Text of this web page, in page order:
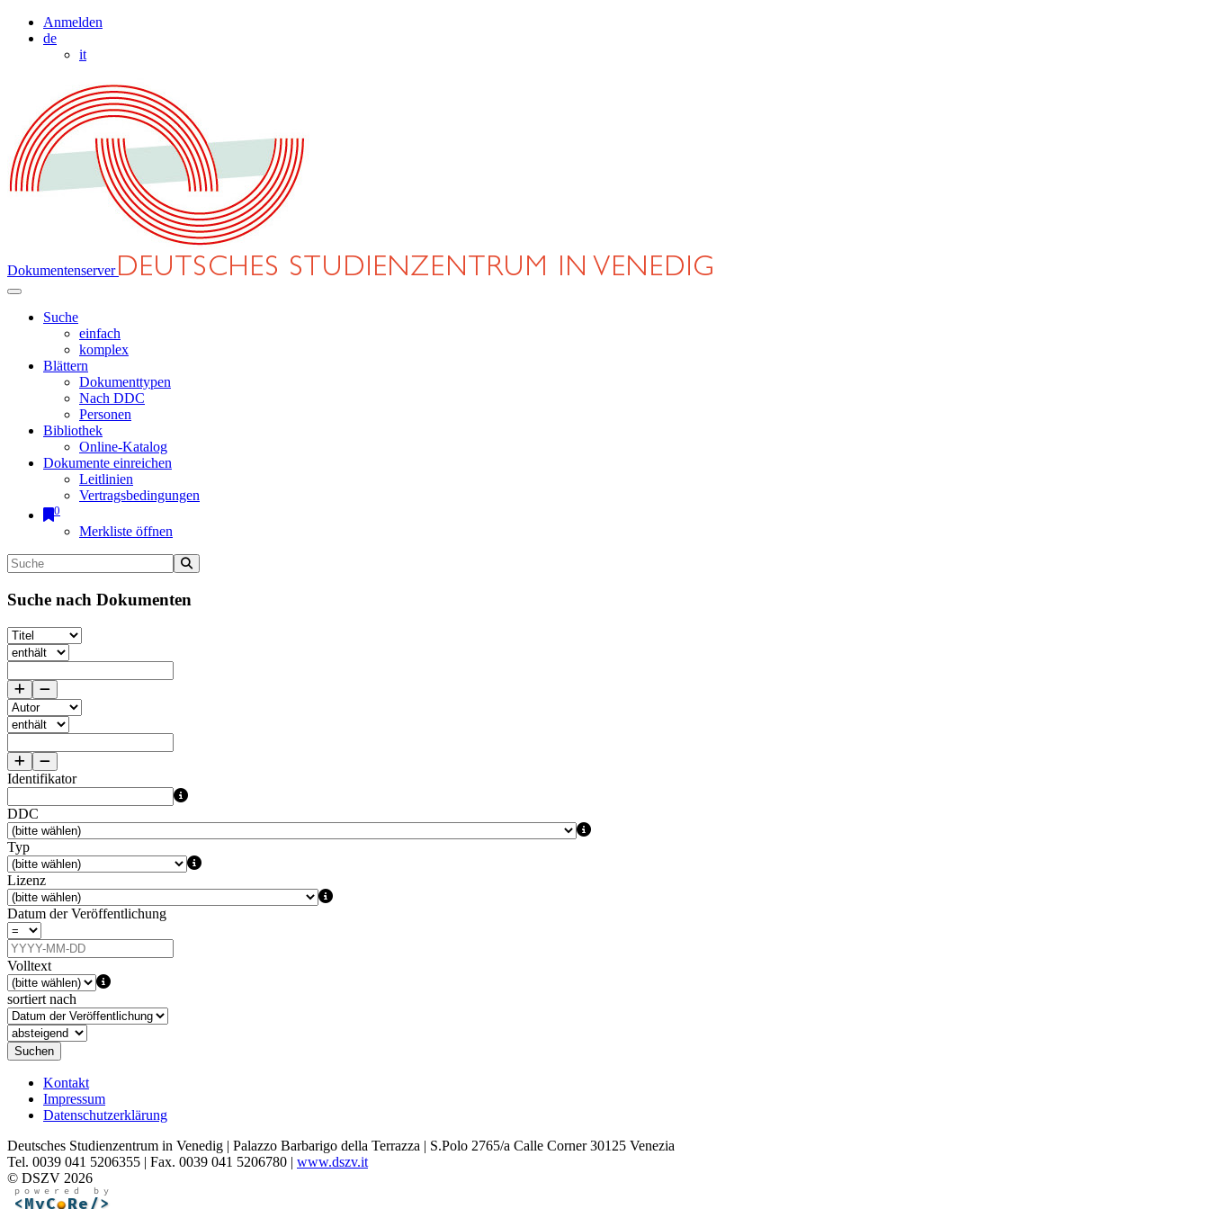
Anmelden
de
it
Dokumentenserver
Suche
einfach
komplex
Blättern
Dokumenttypen
Nach DDC
Personen
Bibliothek
Online-Katalog
Dokumente einreichen
Leitlinien
Vertragsbedingungen
0
Merkliste öffnen
Suche nach Dokumenten
Identifikator
DDC
Typ
Lizenz
Datum der Veröffentlichung
Volltext
sortiert nach
Suchen
Kontakt
Impressum
Datenschutzerklärung
Deutsches Studienzentrum in Venedig | Palazzo Barbarigo della Terrazza | S.Polo 2765/a Calle Corner 30125 Venezia
Tel. 0039 041 5206355 | Fax. 0039 041 5206780 | www.dszv.it
© DSZV 2026